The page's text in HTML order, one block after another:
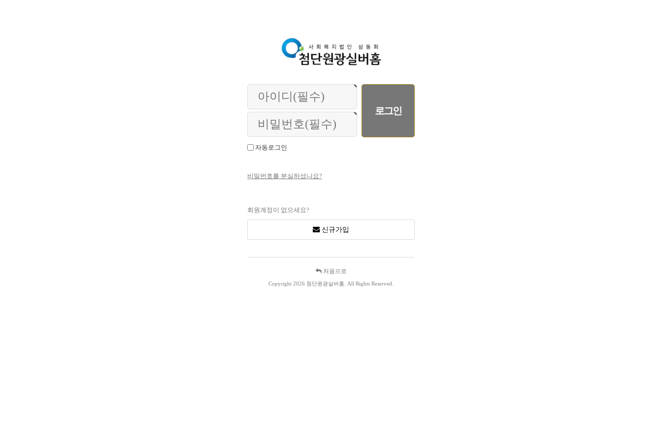
자동로그인
비밀번호를 분실하셨나요?
회원계정이 없으세요?
신규가입
처음으로
Copyright 2026 첨단원광실버홈. All Rights Reserved.